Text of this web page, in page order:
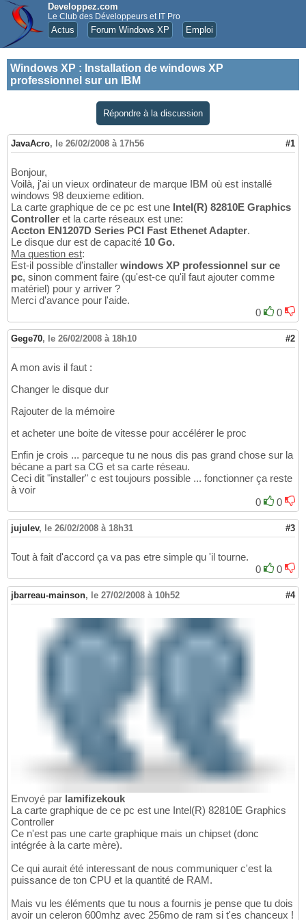
Developpez.com
Le Club des Développeurs et IT Pro
Actus Forum Windows XP Emploi
Windows XP : Installation de windows XP
professionnel sur un IBM
Répondre à la discussion
JavaAcro, le 26/02/2008 à 17h56 #1
Bonjour,
Voilà, j'ai un vieux ordinateur de marque IBM où est installé
windows 98 deuxieme edition.
La carte graphique de ce pc est une Intel(R) 82810E Graphics
Controller et la carte réseaux est une:
Accton EN1207D Series PCI Fast Ethenet Adapter.
Le disque dur est de capacité 10 Go.
Ma question est:
Est-il possible d'installer windows XP professionnel sur ce
pc, sinon comment faire (qu'est-ce qu'il faut ajouter comme
matériel) pour y arriver ?
Merci d'avance pour l'aide.
0
0
Gege70, le 26/02/2008 à 18h10 #2
A mon avis il faut :
Changer le disque dur
Rajouter de la mémoire
et acheter une boite de vitesse pour accélérer le proc
Enfin je crois ... parceque tu ne nous dis pas grand chose sur la
bécane a part sa CG et sa carte réseau.
Ceci dit "installer" c est toujours possible ... fonctionner ça reste
à voir
0
0
jujulev, le 26/02/2008 à 18h31 #3
Tout à fait d'accord ça va pas etre simple qu 'il tourne.
0
0
jbarreau-mainson, le 27/02/2008 à 10h52 #4
Envoyé par lamifizekouk
La carte graphique de ce pc est une Intel(R) 82810E Graphics
Controller
Ce n'est pas une carte graphique mais un chipset (donc
intégrée à la carte mère).
Ce qui aurait été interessant de nous communiquer c'est la
puissance de ton CPU et la quantité de RAM.
Mais vu les éléments que tu nous a fournis je pense que tu dois
avoir un celeron 600mhz avec 256mo de ram si t'es chanceux !